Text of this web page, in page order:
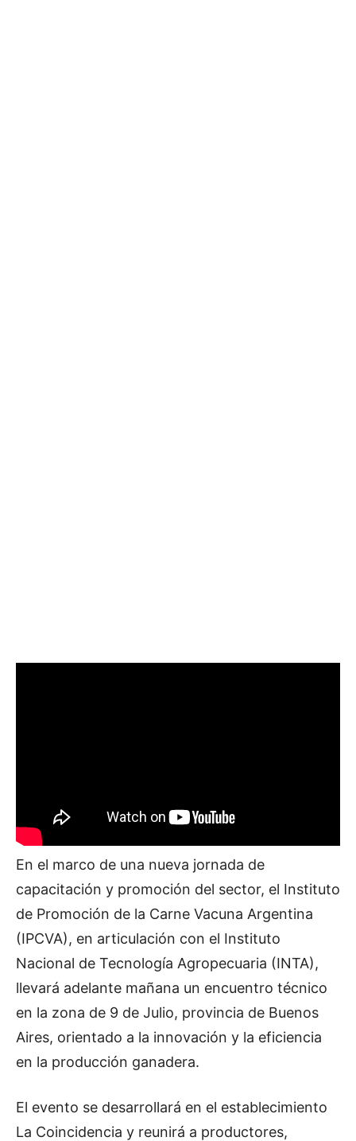
En el marco de una nueva jornada de
capacitación y promoción del sector, el Instituto
de Promoción de la Carne Vacuna Argentina
(IPCVA), en articulación con el Instituto
Nacional de Tecnología Agropecuaria (INTA),
llevará adelante mañana un encuentro técnico
en la zona de 9 de Julio, provincia de Buenos
Aires, orientado a la innovación y la eficiencia
en la producción ganadera.
El evento se desarrollará en el establecimiento
La Coincidencia y reunirá a productores,